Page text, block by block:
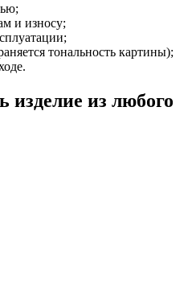
и износу;
тональность картины);
из любого